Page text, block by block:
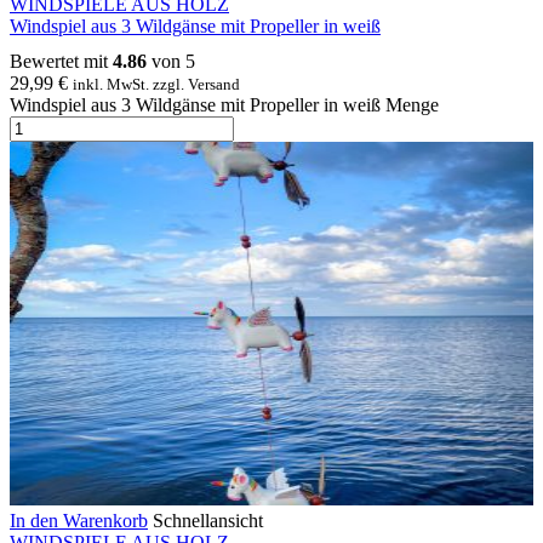
Windspiel aus 3 Wildgänse mit Propeller in weiß
Bewertet mit 4.86 von 5
29,99 € inkl. MwSt. zzgl. Versand
Windspiel aus 3 Wildgänse mit Propeller in weiß Menge
In den Warenkorb Schnellansicht